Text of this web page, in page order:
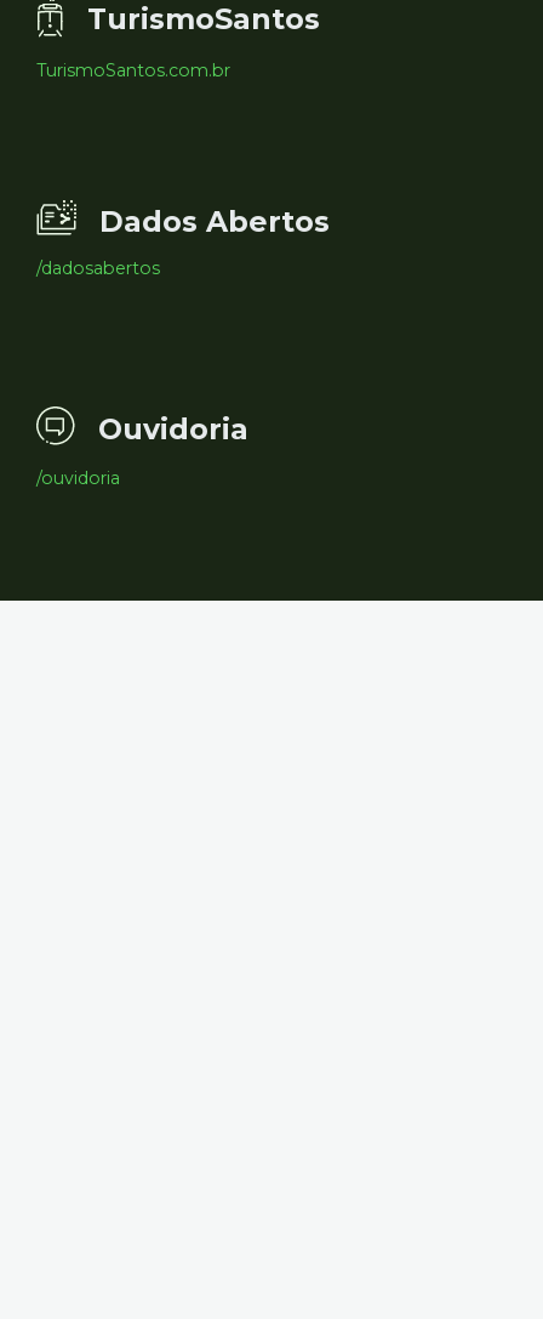
TurismoSantos
TurismoSantos.com.br
Dados Abertos
/dadosabertos
Ouvidoria
/ouvidoria